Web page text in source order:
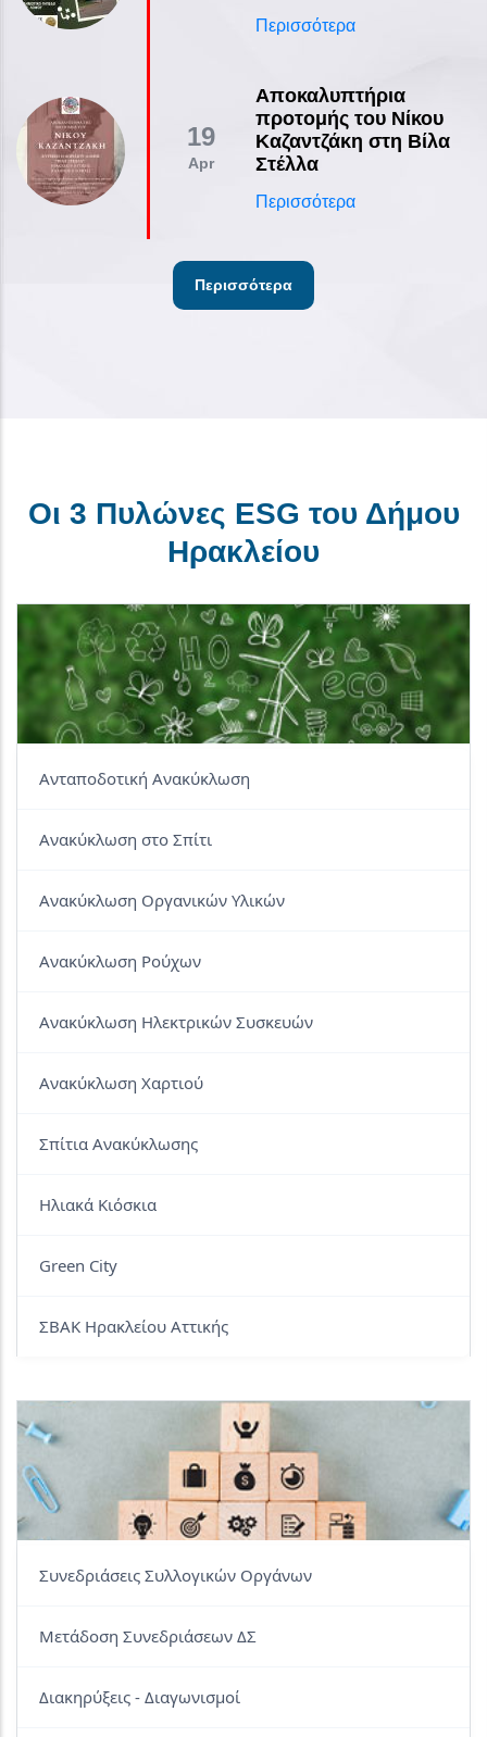
Περισσότερα
19
Apr
Αποκαλυπτήρια
προτομής του Νίκου
Καζαντζάκη στη Βίλα
Στέλλα
Περισσότερα
Περισσότερα
Οι 3 Πυλώνες ESG του Δήμου
Ηρακλείου
Ανταποδοτική Ανακύκλωση
Ανακύκλωση στο Σπίτι
Ανακύκλωση Οργανικών Υλικών
Ανακύκλωση Ρούχων
Ανακύκλωση Ηλεκτρικών Συσκευών
Ανακύκλωση Χαρτιού
Σπίτια Ανακύκλωσης
Ηλιακά Κιόσκια
Green City
ΣΒΑΚ Ηρακλείου Αττικής
Συνεδριάσεις Συλλογικών Οργάνων
Μετάδοση Συνεδριάσεων ΔΣ
Διακηρύξεις - Διαγωνισμοί